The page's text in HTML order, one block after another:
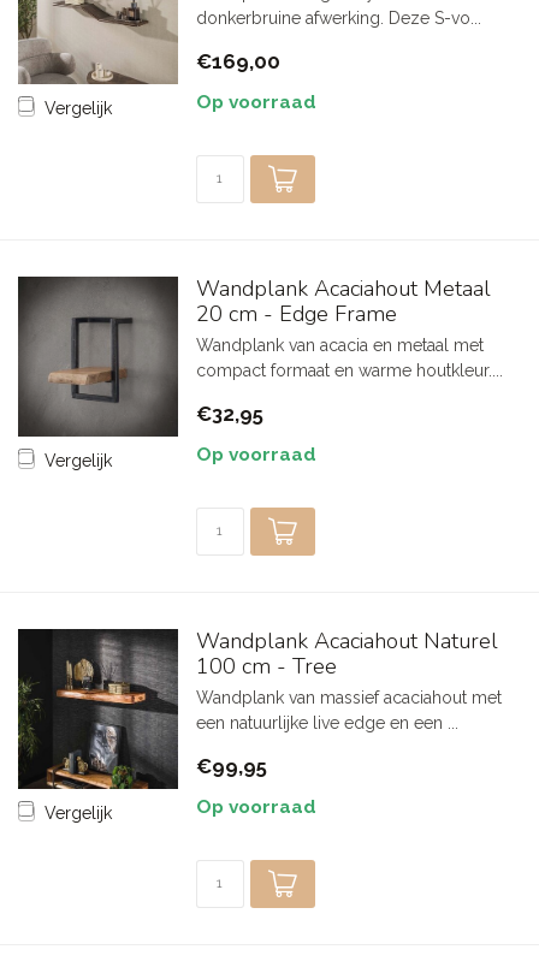
Vergelijk
donkerbruine afwerking. Deze S-vo...
€169,00
Op voorraad
Vergelijk
Wandplank Acaciahout Metaal
20 cm - Edge Frame
Wandplank van acacia en metaal met
compact formaat en warme houtkleur....
€32,95
Op voorraad
Vergelijk
Wandplank Acaciahout Naturel
100 cm - Tree
Wandplank van massief acaciahout met
een natuurlijke live edge en een ...
€99,95
Op voorraad